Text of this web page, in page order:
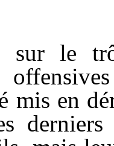
sur le
mis en